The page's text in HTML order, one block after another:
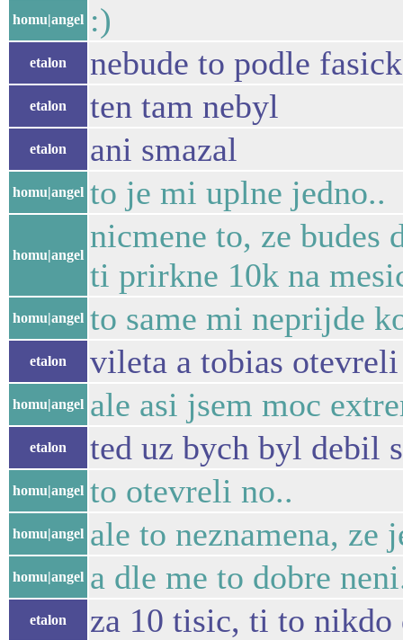
homu|angel :)
etalon nebude to podle
etalon ten tam nebyl
etalon ani smazal
homu|angel to je mi uplne jedno..
homu|angel
nicmene to, ze budes
ti prirkne 10k na
homu|angel to same mi neprijde
etalon vileta a tobias
homu|angel ale asi jsem moc
etalon ted uz bych byl debil
homu|angel to otevreli no..
homu|angel ale to neznamena, ze
homu|angel a dle me to dobre
etalon za 10 tisic, ti to nikdo